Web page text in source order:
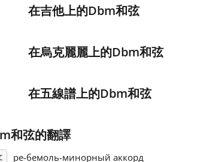
在吉他上的Dbm和弦
在烏克麗麗上的Dbm和弦
在五線譜上的Dbm和弦
和弦的翻譯
ре-бемоль-минорный аккорд